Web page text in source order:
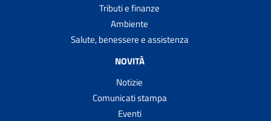
Tributi e finanze
Ambiente
Salute, benessere e assistenza
NOVITÀ
Notizie
Comunicati stampa
Eventi